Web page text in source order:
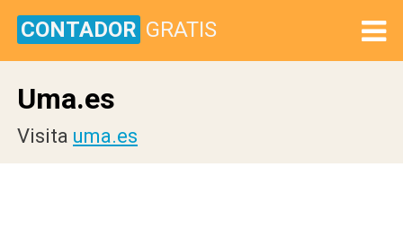
CONTADOR GRATIS
Uma.es
Visita uma.es